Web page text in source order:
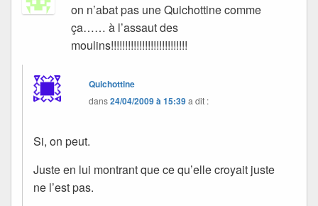
on n’abat pas une Quichottine comme
ça…… à l’assaut des
moulins!!!!!!!!!!!!!!!!!!!!!!!!!!!
Quichottine
dans24/04/2009 à 15:39a dit :
Si, on peut.
Juste en lui montrant que ce qu’elle croyait juste
ne l’est pas.